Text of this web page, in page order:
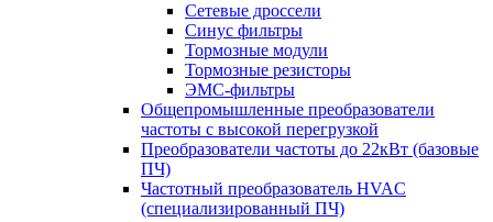
Сетевые дроссели
Синус фильтры
Тормозные модули
Тормозные резисторы
ЭМС-фильтры
Общепромышленные преобразователи
частоты с высокой перегрузкой
Преобразователи частоты до 22кВт (базовые
ПЧ)
Частотный преобразователь HVAC
(специализированный ПЧ)